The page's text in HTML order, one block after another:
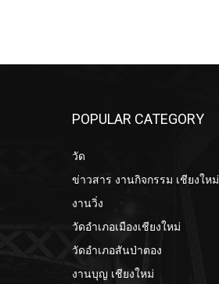
POPULAR CATEGORY
วัด
ข่าวสาร งานกิจกรรม เชียงใหม่
งานวิ่ง
วัดอำเภอเมืองเชียงใหม่
วัดอำเภอสันป่าตอง
งานบุญ เชียงใหม่